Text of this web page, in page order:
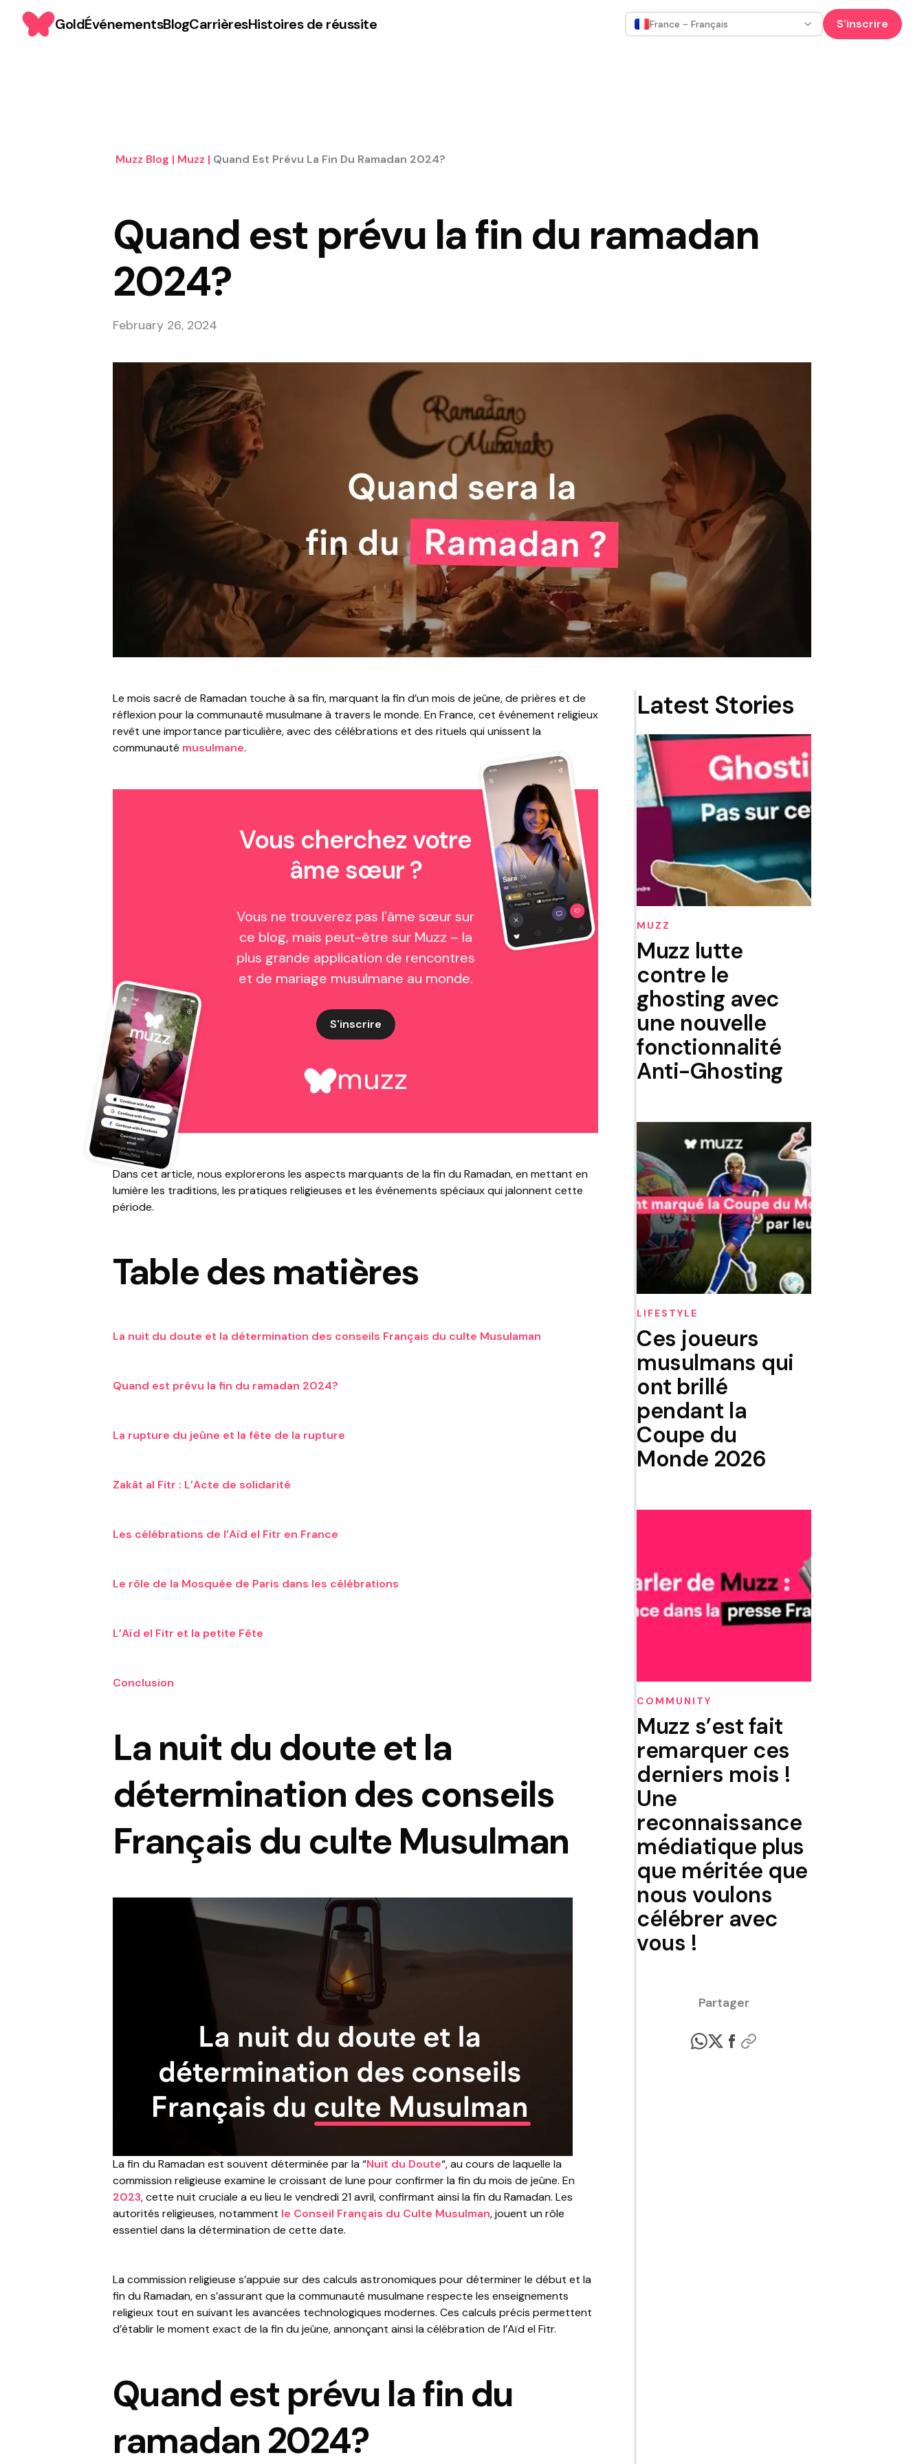
GoldÉvénementsBlogCarrièresHistoires de réussite France - Français S'inscrire
Muzz Blog | Muzz | Quand Est Prévu La Fin Du Ramadan 2024?
Quand est prévu la fin du ramadan
2024?
February 26, 2024
Le mois sacré de Ramadan touche à sa fin, marquant la fin d’un mois de jeûne, de prières et de
réflexion pour la communauté musulmane à travers le monde. En France, cet événement religieux
revêt une importance particulière, avec des célébrations et des rituels qui unissent la
communauté musulmane.
Vous cherchez votre
âme sœur ?
Vous ne trouverez pas l'âme sœur sur
ce blog, mais peut-être sur Muzz – la
plus grande application de rencontres
et de mariage musulmane au monde.
S'inscrire
muzz
Dans cet article, nous explorerons les aspects marquants de la fin du Ramadan, en mettant en
lumière les traditions, les pratiques religieuses et les événements spéciaux qui jalonnent cette
période.
Table des matières
La nuit du doute et la détermination des conseils Français du culte Musulaman
Quand est prévu la fin du ramadan 2024?
La rupture du jeûne et la fête de la rupture
Zakât al Fitr : L’Acte de solidarité
Les célébrations de l’Aïd el Fitr en France
Le rôle de la Mosquée de Paris dans les célébrations
L’Aïd el Fitr et la petite Fête
Conclusion
La nuit du doute et la
détermination des conseils
Français du culte Musulman
La fin du Ramadan est souvent déterminée par la “Nuit du Doute“, au cours de laquelle la
commission religieuse examine le croissant de lune pour confirmer la fin du mois de jeûne. En
2023, cette nuit cruciale a eu lieu le vendredi 21 avril, confirmant ainsi la fin du Ramadan. Les
autorités religieuses, notamment le Conseil Français du Culte Musulman, jouent un rôle
essentiel dans la détermination de cette date.
La commission religieuse s’appuie sur des calculs astronomiques pour déterminer le début et la
fin du Ramadan, en s’assurant que la communauté musulmane respecte les enseignements
religieux tout en suivant les avancées technologiques modernes. Ces calculs précis permettent
d’établir le moment exact de la fin du jeûne, annonçant ainsi la célébration de l’Aïd el Fitr.
Quand est prévu la fin du
ramadan 2024?
Latest Stories
MUZZ
Muzz lutte
contre le
ghosting avec
une nouvelle
fonctionnalité
Anti-Ghosting
LIFESTYLE
Ces joueurs
musulmans qui
ont brillé
pendant la
Coupe du
Monde 2026
COMMUNITY
Muzz s’est fait
remarquer ces
derniers mois !
Une
reconnaissance
médiatique plus
que méritée que
nous voulons
célébrer avec
vous !
Partager